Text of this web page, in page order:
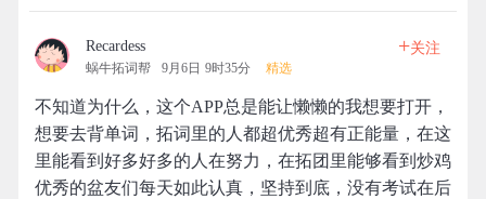
Recardess
蜗牛拓词帮 9月6日 9时35分 精选
+关注
不知道为什么，这个APP总是能让懒懒的我想要打开，
想要去背单词，拓词里的人都超优秀超有正能量，在这
里能看到好多好多的人在努力，在拓团里能够看到炒鸡
优秀的盆友们每天如此认真，坚持到底，没有考试在后